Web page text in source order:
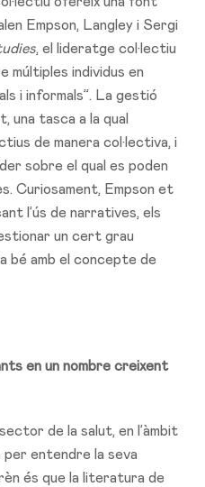
Empson, Langley i Sergi
, el lideratge col·lectiu
múltiples individus en
i informals”. La gestió
una tasca a la qual
de manera col·lectiva, i
sobre el qual es poden
Curiosament, Empson et
l’ús de narratives, els
un cert grau
bé amb el concepte de
en un nombre creixent
de la salut, en l’àmbit
per entendre la seva
és que la literatura de